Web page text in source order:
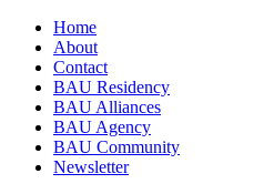
Home
About
Contact
BAU Residency
BAU Alliances
BAU Agency
BAU Community
Newsletter